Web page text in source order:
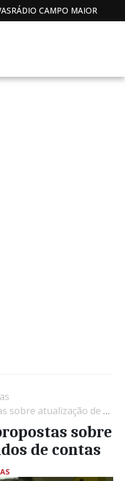
RÁDIO CAMPO MAIOR
de dados de contas
sobre
de contas